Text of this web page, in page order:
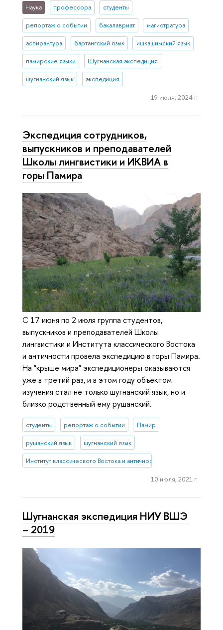
Наука профессора студенты
репортаж о событии бакалавриат магистратура
аспирантура бартангский язык ишкашимский язык
памирские языки Шугнанская экспедиция
шугнанский язык экспедиция
19 июля, 2024 г.
Экспедиция сотрудников,
выпускников и преподавателей
Школы лингвистики и ИКВИА в
горы Памира
С 17 июня по 2 июля группа студентов,
выпускников и преподавателей Школы
лингвистики и Института классического Востока
и античности провела экспедицию в горы Памира.
На "крыше мира" экспедиционеры оказываются
уже в третий раз, и в этом году объектом
изучения стал не только шугнанский язык, но и
близко родственный ему рушанский.
студенты репортаж о событии Памир
рушанский язык шугнанский язык
Институт классического Востока и античности
10 июля, 2021 г.
Шугнанская экспедиция НИУ ВШЭ
– 2019